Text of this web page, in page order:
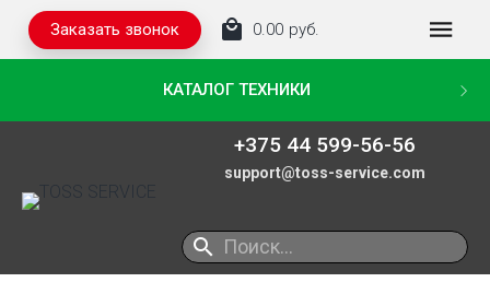
Заказать звонок руб.
0.00
КАТАЛОГ ТЕХНИКИ
ТЕХНИКА ДЛЯ ИСКУССТВЕННОГО ГАЗОНА
ТЕХНИКА ДЛЯ НАТУРАЛЬНОГО ГАЗОНА
КОММУНАЛЬНАЯ ТЕХНИКА
+375 44 599-56-56
support@toss-service.com